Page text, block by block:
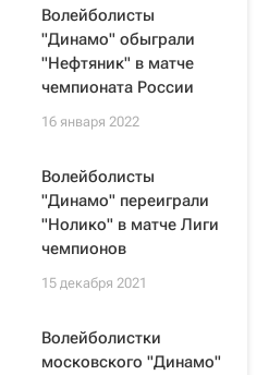
Волейболисты
"Динамо" обыграли
"Нефтяник" в матче
чемпионата России
16 января 2022
Волейболисты
"Динамо" переиграли
"Нолико" в матче Лиги
чемпионов
15 декабря 2021
Волейболистки
московского "Динамо"